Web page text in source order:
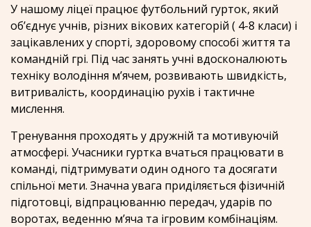
У нашому ліцеї працює футбольний гурток, який
об’єднує учнів, різних вікових категорій ( 4-8 класи) і
зацікавлених у спорті, здоровому способі життя та
командній грі. Під час занять учні вдосконалюють
техніку володіння м’ячем, розвивають швидкість,
витривалість, координацію рухів і тактичне
мислення.
Тренування проходять у дружній та мотивуючій
атмосфері. Учасники гуртка вчаться працювати в
команді, підтримувати один одного та досягати
спільної мети. Значна увага приділяється фізичній
підготовці, відпрацюванню передач, ударів по
воротах, веденню м’яча та ігровим комбінаціям.